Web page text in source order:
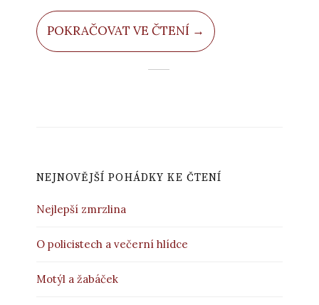
POKRAČOVAT VE ČTENÍ →
NEJNOVĚJŠÍ POHÁDKY KE ČTENÍ
Nejlepší zmrzlina
O policistech a večerní hlídce
Motýl a žabáček